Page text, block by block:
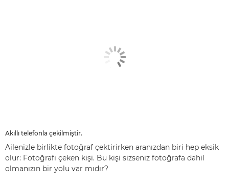
Akıllı telefonla çekilmiştir.
Ailenizle birlikte fotoğraf çektirirken aranızdan biri hep eksik
olur: Fotoğrafı çeken kişi. Bu kişi sizseniz fotoğrafa dahil
olmanızın bir yolu var mıdır?